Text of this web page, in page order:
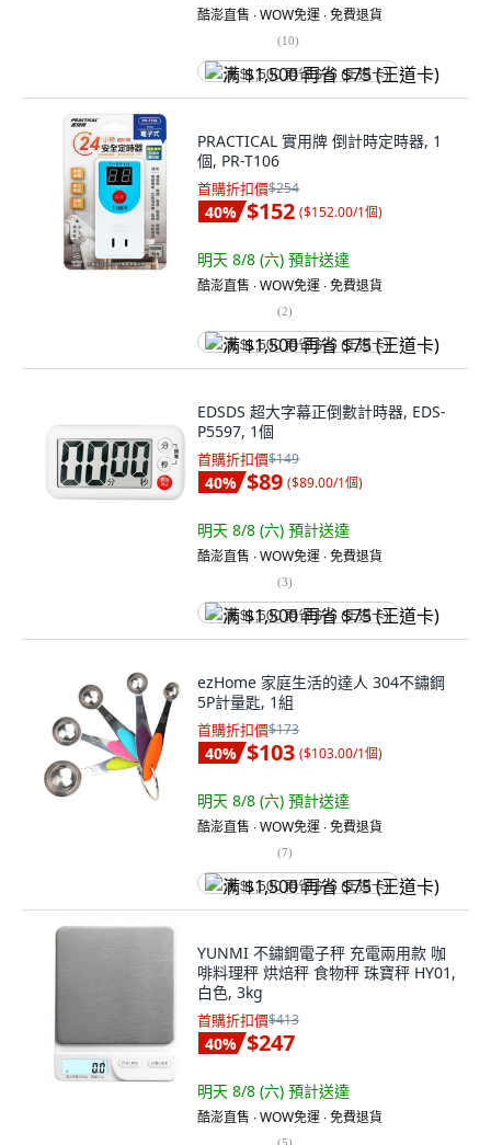
酷澎直售 ∙ WOW免運 ∙ 免費退貨
(10)
满 $1,500 再省 $75 (王道卡)
PRACTICAL 實用牌 倒計時定時器, 1
個, PR-T106
首購折扣價$254
40% $152 ($152.00/1個)
明天 8/8 (六) 預計送達
酷澎直售 ∙ WOW免運 ∙ 免費退貨
(2)
满 $1,500 再省 $75 (王道卡)
EDSDS 超大字幕正倒數計時器, EDS-
P5597, 1個
首購折扣價$149
40% $89 ($89.00/1個)
明天 8/8 (六) 預計送達
酷澎直售 ∙ WOW免運 ∙ 免費退貨
(3)
满 $1,500 再省 $75 (王道卡)
ezHome 家庭生活的達人 304不鏽鋼
5P計量匙, 1組
首購折扣價$173
40% $103 ($103.00/1個)
明天 8/8 (六) 預計送達
酷澎直售 ∙ WOW免運 ∙ 免費退貨
(7)
满 $1,500 再省 $75 (王道卡)
YUNMI 不鏽鋼電子秤 充電兩用款 咖
啡料理秤 烘焙秤 食物秤 珠寶秤 HY01,
白色, 3kg
首購折扣價$413
40% $247
明天 8/8 (六) 預計送達
酷澎直售 ∙ WOW免運 ∙ 免費退貨
(5)